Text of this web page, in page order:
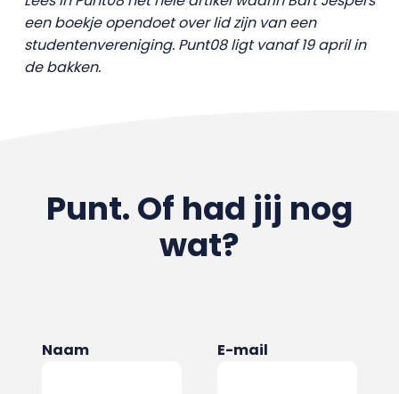
een boekje opendoet over lid zijn van een
studentenvereniging. Punt08 ligt vanaf 19 april in
de bakken.
Punt. Of had jij nog
wat?
Naam E-mail